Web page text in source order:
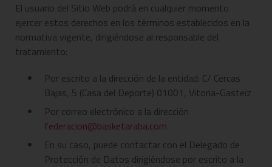
El usuario del Sitio Web podrá en cualquier momento
ejercer estos derechos en los términos establecidos en la
normativa vigente, dirigiéndose al responsable del
tratamiento:
Por escrito a la dirección de la entidad: C/ Cercas
Bajas, 5 (Casa del Deporte) 01001, Vitoria-Gasteiz
Por correo electrónico a la dirección
federacion@basketaraba.com
En su caso, puede contactar con el Delegado de
Protección de Datos dirigiéndose por escrito a la